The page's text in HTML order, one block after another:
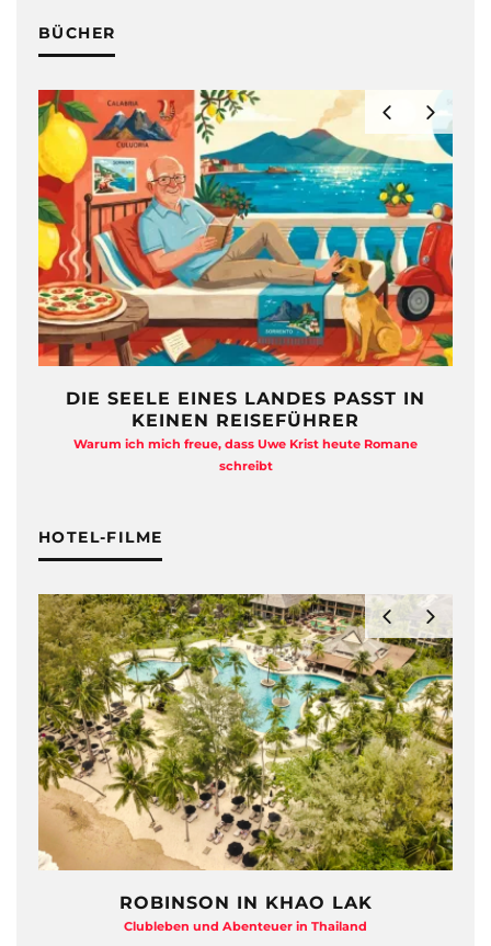
BÜCHER
DIE SEELE EINES LANDES PASST IN
KEINEN REISEFÜHRER
Warum ich mich freue, dass Uwe Krist heute Romane
schreibt
HOTEL-FILME
ROBINSON IN KHAO LAK
Clubleben und Abenteuer in Thailand